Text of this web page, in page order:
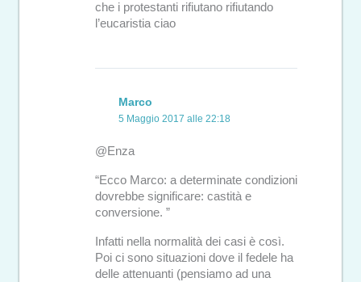
che i protestanti rifiutano rifiutando
l’eucaristia ciao
Marco
5 Maggio 2017 alle 22:18
@Enza
“Ecco Marco: a determinate condizioni
dovrebbe significare: castità e
conversione. ”
Infatti nella normalità dei casi è così.
Poi ci sono situazioni dove il fedele ha
delle attenuanti (pensiamo ad una